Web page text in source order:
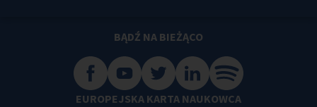
BĄDŹ NA BIEŻĄCO
EUROPEJSKA KARTA NAUKOWCA